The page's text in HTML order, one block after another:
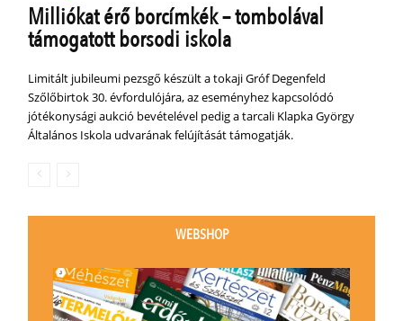
Milliókat érő borcímkék – tombolával
támogatott borsodi iskola
Limitált jubileumi pezsgő készült a tokaji Gróf Degenfeld
Szőlőbirtok 30. évfordulójára, az eseményhez kapcsolódó
jótékonysági aukció bevételével pedig a tarcali Klapka György
Általános Iskola udvarának felújítását támogatják.
WEBSHOP